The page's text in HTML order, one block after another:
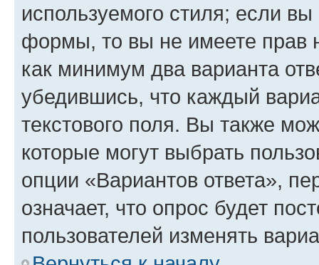
используемого стиля; если
формы, то вы не имеете прав
как минимум два варианта
убедившись, что каждый
текстового поля. Вы также
которые могут выбрать
опции «Вариантов ответа»,
означает, что опрос будет
пользователей изменять